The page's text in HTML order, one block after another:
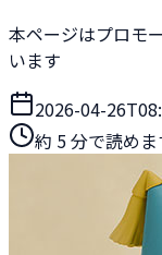
本ページはプロモ
います
2026-04-
約 5分で読めま